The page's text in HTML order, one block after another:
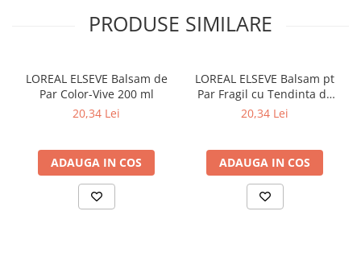
Parfumuri
Roll-on
Casete cadou
PRODUSE SIMILARE
LOREAL ELSEVE Balsam de
Par Color-Vive 200 ml
20,34 Lei
ADAUGA IN COS
LOREAL ELSEVE Balsam pt
Par Fragil cu Tendinta de
Cadere Full Resist 200 ml
20,34 Lei
ADAUGA IN COS